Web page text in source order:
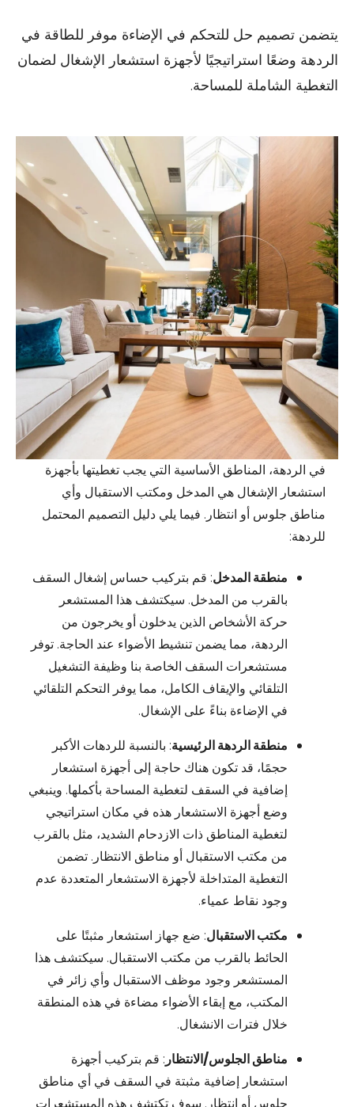
يتضمن تصميم حل للتحكم في الإضاءة موفر للطاقة في
الردهة وضعًا استراتيجيًا لأجهزة استشعار الإشغال لضمان
التغطية الشاملة للمساحة.
في الردهة، المناطق الأساسية التي يجب تغطيتها بأجهزة
استشعار الإشغال هي المدخل ومكتب الاستقبال وأي
مناطق جلوس أو انتظار. فيما يلي دليل التصميم المحتمل
للردهة:
منطقة المدخل: قم بتركيب حساس إشغال السقف
بالقرب من المدخل. سيكتشف هذا المستشعر
حركة الأشخاص الذين يدخلون أو يخرجون من
الردهة، مما يضمن تنشيط الأضواء عند الحاجة. توفر
مستشعرات السقف الخاصة بنا وظيفة التشغيل
التلقائي والإيقاف الكامل، مما يوفر التحكم التلقائي
في الإضاءة بناءً على الإشغال.
منطقة الردهة الرئيسية: بالنسبة للردهات الأكبر
حجمًا، قد تكون هناك حاجة إلى أجهزة استشعار
إضافية في السقف لتغطية المساحة بأكملها. وينبغي
وضع أجهزة الاستشعار هذه في مكان استراتيجي
لتغطية المناطق ذات الازدحام الشديد، مثل بالقرب
من مكتب الاستقبال أو مناطق الانتظار. تضمن
التغطية المتداخلة لأجهزة الاستشعار المتعددة عدم
وجود نقاط عمياء.
مكتب الاستقبال: ضع جهاز استشعار مثبتًا على
الحائط بالقرب من مكتب الاستقبال. سيكتشف هذا
المستشعر وجود موظف الاستقبال وأي زائر في
المكتب، مع إبقاء الأضواء مضاءة في هذه المنطقة
خلال فترات الانشغال.
مناطق الجلوس/الانتظار: قم بتركيب أجهزة
استشعار إضافية مثبتة في السقف في أي مناطق